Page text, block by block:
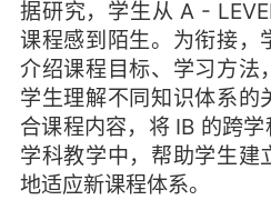
据研究，学生从 A -
课程感到陌生。为衔接，
介绍课程目标、学习方法
学生理解不同知识体系的
合课程内容，将 IB 的跨
学科教学中，帮助学生建
地适应新课程体系。